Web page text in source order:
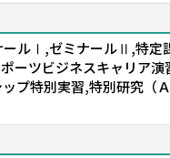
ールⅠ,ゼミナールⅡ,特定
ツビジネスキャリア演
プ特別実習,特別研究（